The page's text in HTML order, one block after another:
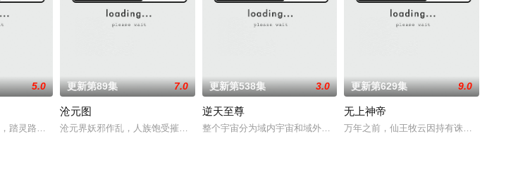
武者徒手撕天地。星辰镇昔日天
5.0
踏灵路，伐罗天，剑斩诛邪永定乾坤，万道争锋吾为主率! 天蚕土
更新第89集 7.0
沧元图
沧元界妖邪作乱，人族饱受摧残，主角孟川自小立下为母复仇的誓言，以镜湖道院为起点，
更新第538集 3.0
逆天至尊
整个宇宙分为域内宇宙和域外宇宙，两个宇宙彼此为敌，域外宇宙由天魔统治，
更新第629集 9.0
无上神帝
万年之前，仙王牧云因持有诛仙图而遭人暗